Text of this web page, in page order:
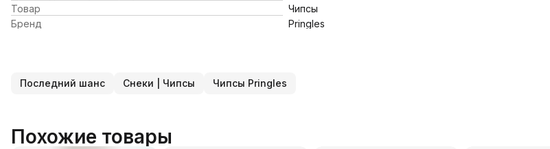
Товар
Чипсы
Бренд
Pringles
Последний шанс Снеки | Чипсы Чипсы Pringles
Похожие товары